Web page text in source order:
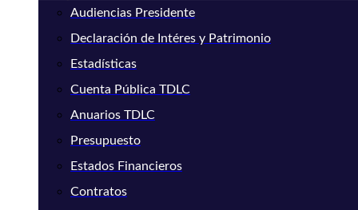
Audiencias Presidente
Declaración de Intéres y Patrimonio
Estadísticas
Cuenta Pública TDLC
Anuarios TDLC
Presupuesto
Estados Financieros
Contratos